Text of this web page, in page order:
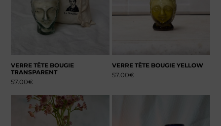
VERRE TÊTE BOUGIE
TRANSPARENT
57.00€
VERRE TÊTE BOUGIE YELLOW
57.00€